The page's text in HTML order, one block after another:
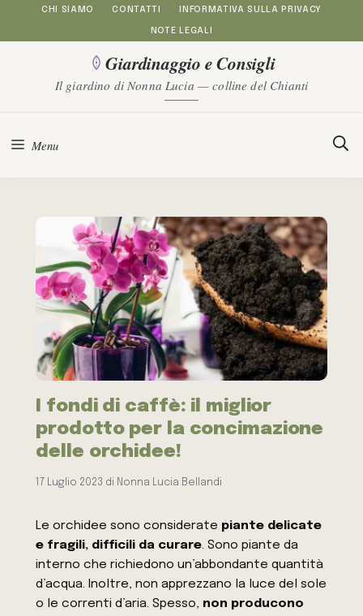
al
contenuto
CHI SIAMO CONTATTI INFORMATIVA SULLA PRIVACY
NOTE LEGALI
Giardinaggio e Consigli
Il giardino di Nonna Lucia — colline del Chianti
Menu
I fondi di caffè: il miglior
prodotto per la concimazione
delle orchidee!
17 Luglio 2023 di Nonna Lucia Bellandi
Le orchidee sono considerate piante delicate
e fragili, difficili da curare. Sono piante da
interno che richiedono un’abbondante quantità
d’acqua. Inoltre, non apprezzano la luce del sole
o le correnti d’aria. Spesso, non producono